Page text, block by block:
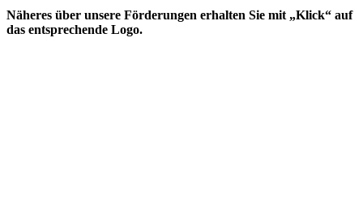
Näheres über unsere Förderungen erhalten Sie mit „Klick“ auf
das entsprechende Logo.